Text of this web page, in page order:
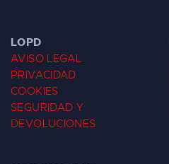
LOPD
AVISO LEGAL
PRIVACIDAD
COOKIES
SEGURIDAD Y
DEVOLUCIONES